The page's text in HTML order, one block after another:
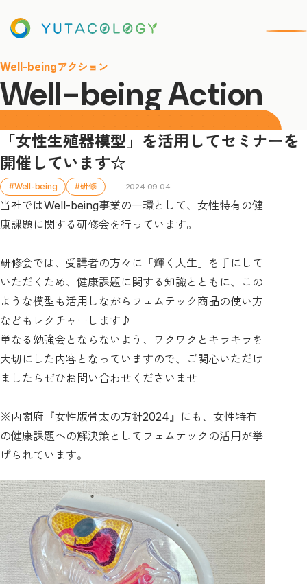
Well-beingアクション
Well-being Action
「女性生殖器模型」を活用してセミナーを
開催しています☆
#Well-being #研修 2024.09.04
当社ではWell-being事業の一環として、女性特有の健
康課題に関する研修会を行っています。
研修会では、受講者の方々に「輝く人生」を手にして
いただくため、健康課題に関する知識とともに、この
ような模型も活用しながらフェムテック商品の使い方
などもレクチャーします♪
単なる勉強会とならないよう、ワクワクとキラキラを
大切にした内容となっていますので、ご関心いただけ
ましたらぜひお問い合わせくださいませ
※内閣府『女性版骨太の方針2024』にも、女性特有
の健康課題への解決策としてフェムテックの活用が挙
げられています。